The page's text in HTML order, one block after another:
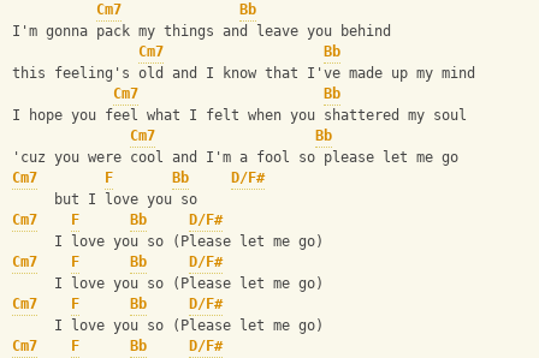
Cm7
Bb
I'm gonna pack my things and leave you behind
Cm7
Bb
this feeling's old and I know that I've made up my mind
Cm7
Bb
I hope you feel what I felt when you shattered my soul
Cm7
Bb
'cuz you were cool and I'm a fool so please let me go
Cm7
F Bb
D/F#
     but I love you so
Cm7
F Bb
D/F#
     I love you so (Please let me go)
Cm7
F Bb
D/F#
     I love you so (Please let me go)
Cm7
F Bb
D/F#
     I love you so (Please let me go)
Cm7
F Bb
D/F#